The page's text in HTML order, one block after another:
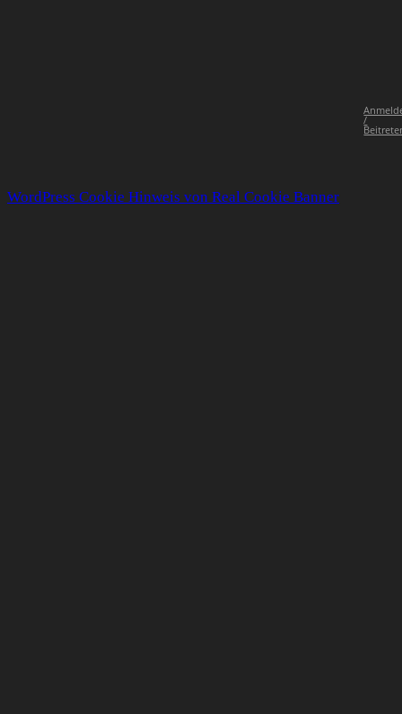
/
WordPress Cookie Hinweis von Real Cookie Banner